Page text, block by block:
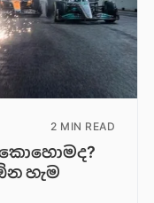
2 MIN READ
කොහොමද?
හැම